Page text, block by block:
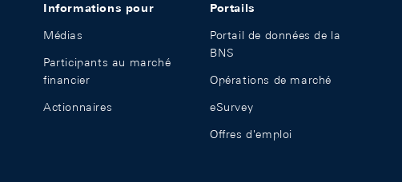
Informations pour
Médias
Participants au marché
financier
Actionnaires
Portails
Portail de données de la
BNS
Opérations de marché
eSurvey
Offres d'emploi